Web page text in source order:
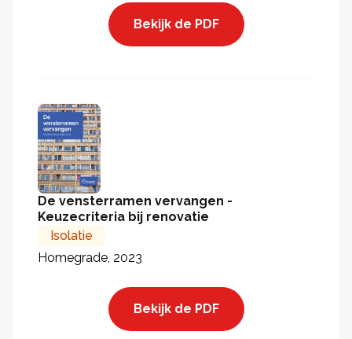
Bekijk de PDF
De vensterramen vervangen -
Keuzecriteria bij renovatie
Isolatie
Homegrade, 2023
Bekijk de PDF